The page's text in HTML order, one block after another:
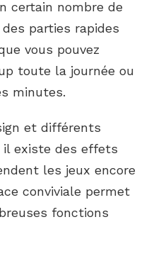
certain nombre de
parties rapides
vous pouvez
toute la journée ou
minutes.
et différents
il existe des effets
les jeux encore
conviviale permet
fonctions